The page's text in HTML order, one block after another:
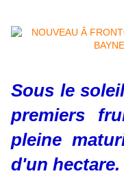
Sous le
premiers
pleine
d'un hectare.